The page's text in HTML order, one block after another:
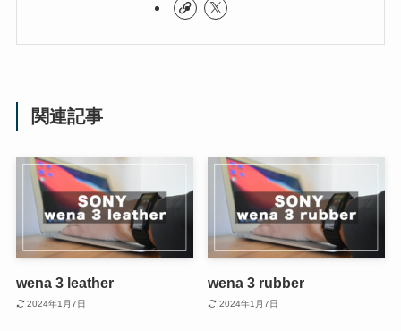
関連記事
wena 3 leather
2024年1月7日
wena 3 rubber
2024年1月7日